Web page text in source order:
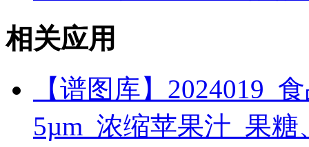
相关应用
【谱图库】2024019_
5µm_浓缩苹果汁_果